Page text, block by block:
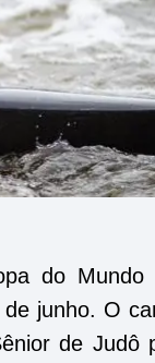
do Mundo
junho. O
de Judô